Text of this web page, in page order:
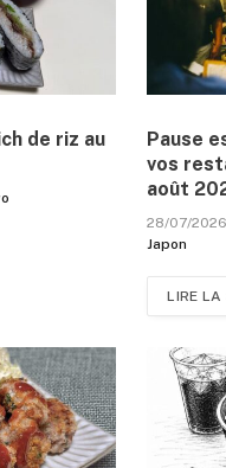
de riz au
Pause
vos
août
28/07/2026
Japon
LIRE LA